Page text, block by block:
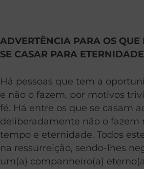
ADVERTÊNCIA PARA OS QUE
SE CASAR PARA ETERNIDADE
Há pessoas que tem a
e não o fazem, por motivos
fé. Há entre os que se casam
deliberadamente não o fazem
tempo e eternidade. Todos
na ressurreição, sendo-lhes
um(a) companheiro(a)